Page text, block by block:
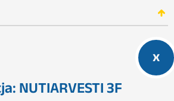
NUTIARVESTI 3F
x